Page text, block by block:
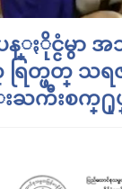
န္ႏိုင္ငံမွာ
ရြတ္ဖတ္ သ
ႀကီးစက္႐ု